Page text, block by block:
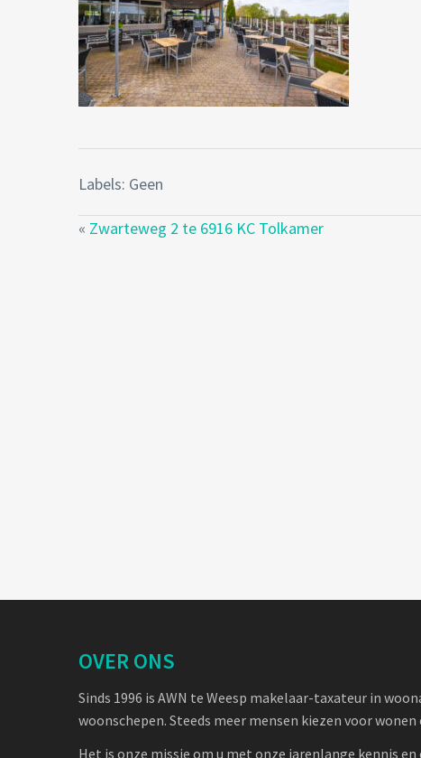
Labels: Geen
« Zwarteweg 2 te 6916 KC Tolkamer
OVER ONS
Sinds 1996 is AWN te Weesp makelaar-taxateur in
woonschepen. Steeds meer mensen kiezen voor
Het is onze missie om u met onze jarenlange kennis en